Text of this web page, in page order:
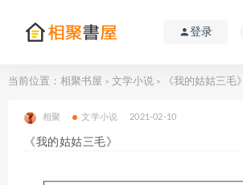
登录
当前位置： 相聚书屋 > 文学小说 > 《我的姑姑三毛》
相聚 文学小说 2021-02-10
《我的姑姑三毛》